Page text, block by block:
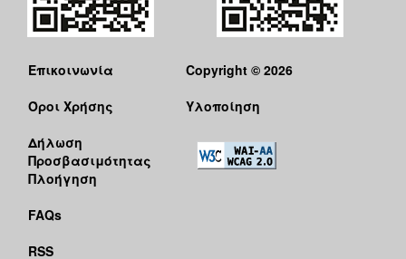
Επικοινωνία
Όροι Χρήσης
Δήλωση
Προσβασιμότητας
Πλοήγηση
FAQs
RSS
Copyright © 2026
Υλοποίηση